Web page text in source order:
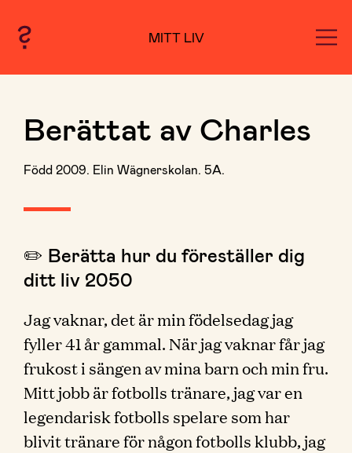
MITT LIV
Berättat av Charles
Född 2009. Elin Wägnerskolan. 5A.
✏️ Berätta hur du föreställer dig
ditt liv 2050
Jag vaknar, det är min födelsedag jag
fyller 41 år gammal. När jag vaknar får jag
frukost i sängen av mina barn och min fru.
Mitt jobb är fotbolls tränare, jag var en
legendarisk fotbolls spelare som har
blivit tränare för någon fotbolls klubb, jag